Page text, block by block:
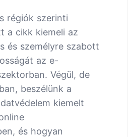
régiók szerinti
a cikk kiemeli az
és személyre szabott
az e-
Végül, de
beszélünk a
kiemelt
és hogyan